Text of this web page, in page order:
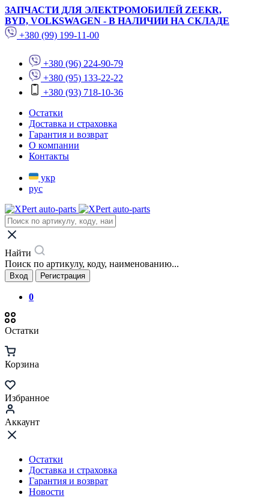
ЗАПЧАСТИ ДЛЯ ЭЛЕКТРОМОБИЛЕЙ ZEEKR,
BYD, VOLKSWAGEN - В НАЛИЧИИ НА СКЛАДЕ
+380 (99) 199-11-00
+380 (96) 224-90-79
+380 (95) 133-22-22
+380 (93) 718-10-36
Остатки
Доставка и страховка
Гарантия и возврат
О компании
Контакты
укр
рус
Найти
Поиск по артикулу, коду, наименованию...
Вход Регистрация
0
Остатки
Корзина
Избранное
Аккаунт
Остатки
Доставка и страховка
Гарантия и возврат
Новости